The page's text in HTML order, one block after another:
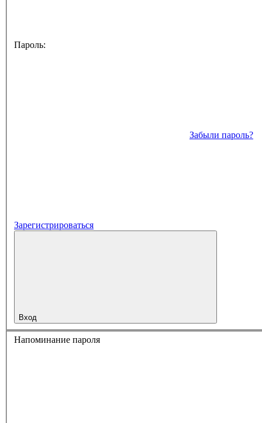
Пароль:
Забыли пароль?
Зарегистрироваться
Вход
Напоминание пароля